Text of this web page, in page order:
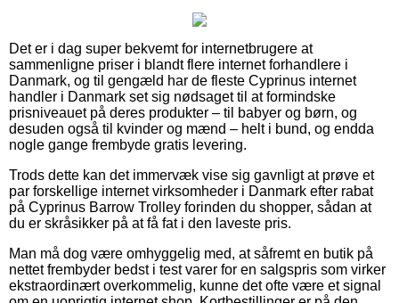
Det er i dag super bekvemt for internetbrugere at
sammenligne priser i blandt flere internet forhandlere i
Danmark, og til gengæld har de fleste Cyprinus internet
handler i Danmark set sig nødsaget til at formindske
prisniveauet på deres produkter – til babyer og børn, og
desuden også til kvinder og mænd – helt i bund, og endda
nogle gange frembyde gratis levering.
Trods dette kan det immervæk vise sig gavnligt at prøve et
par forskellige internet virksomheder i Danmark efter rabat
på Cyprinus Barrow Trolley forinden du shopper, sådan at
du er skråsikker på at få fat i den laveste pris.
Man må dog være omhyggelig med, at såfremt en butik på
nettet frembyder bedst i test varer for en salgspris som virker
ekstraordinært overkommelig, kunne det ofte være et signal